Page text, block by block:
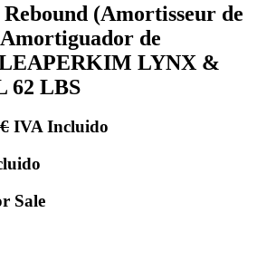
(Amortisseur de
de
LYNX &
62 LBS
IVA Incluido
Sale